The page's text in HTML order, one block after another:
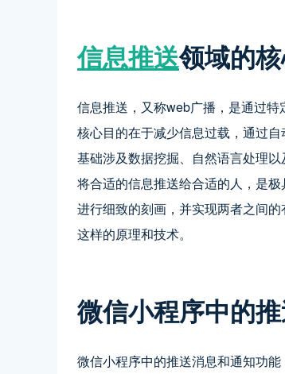
信息推送领域的
信息推送，又称web广播，是通过特
核心目的在于减少信息过载，通过
基础涉及数据挖掘、自然语言处理以
将合适的信息推送给合适的人，是
进行细致的刻画，并实现两者之间
这样的原理和技术。
微信小程序中的
微信小程序中的推送消息和通知功